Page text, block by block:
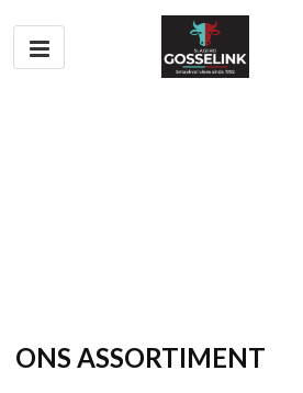
ONS ASSORTIMENT